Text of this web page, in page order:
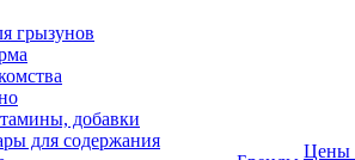
грызунов
добавки
для содержания
Цены